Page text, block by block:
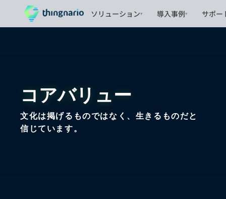
コアバリュー
文化は掲げるものではなく、生きるものだと
信じています。
ソリューション▾ 導入事例▾ サポー